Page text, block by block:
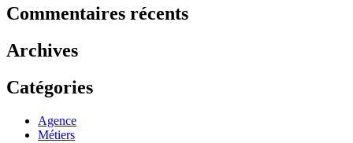
résultat
Commentaires récents
Archives
Catégories
Agence
Métiers